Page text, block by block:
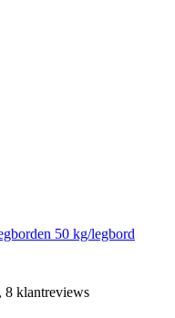
50 kg/legbord
8 klantreviews